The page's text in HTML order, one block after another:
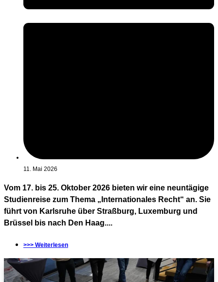
11. Mai 2026
Vom 17. bis 25. Oktober 2026 bieten wir eine neuntägige
Studienreise zum Thema „Internationales Recht“ an. Sie
führt von Karlsruhe über Straßburg, Luxemburg und
Brüssel bis nach Den Haag....
>>> Weiterlesen